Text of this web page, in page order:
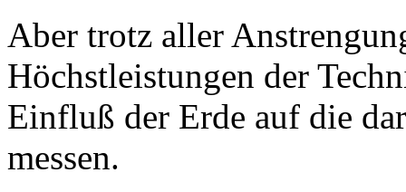
Aber trotz aller
Höchstleistungen der
Einfluß der Erde auf die
messen.